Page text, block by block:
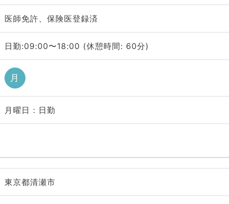
医師免許、保険医登録済
日勤:09:00〜18:00 (休憩時間: 60分)
月
月曜日 : 日勤
東京都清瀬市